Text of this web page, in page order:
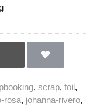
scrap foil
rosa johanna-rivero